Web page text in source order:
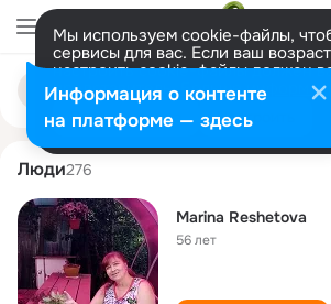
Мы используем cookie-файлы,
сервисы для вас. Если ваш
настроить cookie-файлы должен
представитель. Больше
Разрешить все Настроить
Поиск
людям
marina reshetova
Люди276
Marina Reshetova
56 лет
Информация о контенте
на платформе — здесь